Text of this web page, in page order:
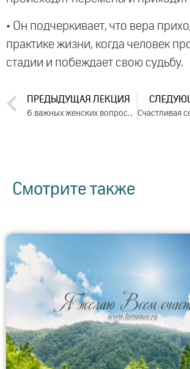
• Он подчеркивает, что вера
практике жизни, когда человек
стадии и побеждает свою судьбу.
ПРЕДЫДУЩАЯ ЛЕКЦИЯ
6 важных женских вопросов
Смотрите также